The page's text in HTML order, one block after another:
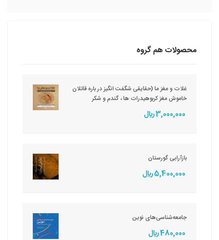
محصولات هم گروه
غلات و مغز ما (حقایقی شگفت انگیز در باره قاتلان
خاموش مغز کربوهیدرات ها ، گندم و شکر
3,000,000 ريال
بازآرایی گورستان
5,400,000 ريال
جامعه‌شناسی‌های نوین
480,000 ريال